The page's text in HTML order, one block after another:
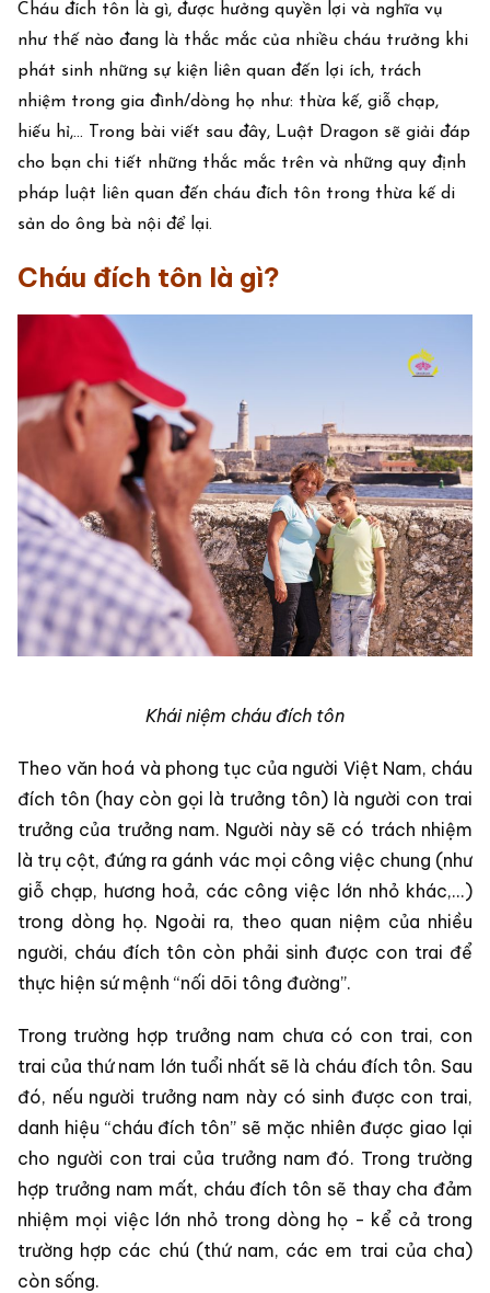
Cháu đích tôn là gì, được hưởng quyền lợi và nghĩa vụ
như thế nào đang là thắc mắc của nhiều cháu trưởng khi
phát sinh những sự kiện liên quan đến lợi ích, trách
nhiệm trong gia đình/dòng họ như: thừa kế, giỗ chạp,
hiếu hỉ,... Trong bài viết sau đây, Luật Dragon sẽ giải đáp
cho bạn chi tiết những thắc mắc trên và những quy định
pháp luật liên quan đến cháu đích tôn trong thừa kế di
sản do ông bà nội để lại.
Cháu đích tôn là gì?
Khái niệm cháu đích tôn
Theo văn hoá và phong tục của người Việt Nam, cháu
đích tôn (hay còn gọi là trưởng tôn) là người con trai
trưởng của trưởng nam. Người này sẽ có trách nhiệm
là trụ cột, đứng ra gánh vác mọi công việc chung (như
giỗ chạp, hương hoả, các công việc lớn nhỏ khác,...)
trong dòng họ. Ngoài ra, theo quan niệm của nhiều
người, cháu đích tôn còn phải sinh được con trai để
thực hiện sứ mệnh “nối dõi tông đường”.
Trong trường hợp trưởng nam chưa có con trai, con
trai của thứ nam lớn tuổi nhất sẽ là cháu đích tôn. Sau
đó, nếu người trưởng nam này có sinh được con trai,
danh hiệu “cháu đích tôn” sẽ mặc nhiên được giao lại
cho người con trai của trưởng nam đó. Trong trường
hợp trưởng nam mất, cháu đích tôn sẽ thay cha đảm
nhiệm mọi việc lớn nhỏ trong dòng họ - kể cả trong
trường hợp các chú (thứ nam, các em trai của cha)
còn sống.